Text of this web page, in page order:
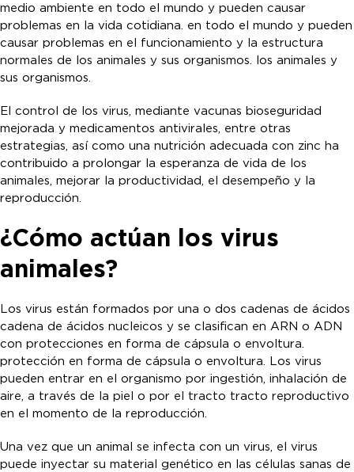
medio ambiente en todo el mundo y pueden causar
problemas en la vida cotidiana. en todo el mundo y pueden
causar problemas en el funcionamiento y la estructura
normales de los animales y sus organismos. los animales y
sus organismos.
El control de los virus, mediante vacunas bioseguridad
mejorada y medicamentos antivirales, entre otras
estrategias, así como una nutrición adecuada con zinc ha
contribuido a prolongar la esperanza de vida de los
animales, mejorar la productividad, el desempeño y la
reproducción.
¿Cómo actúan los virus
animales?
Los virus están formados por una o dos cadenas de ácidos
cadena de ácidos nucleicos y se clasifican en ARN o ADN
con protecciones en forma de cápsula o envoltura.
protección en forma de cápsula o envoltura. Los virus
pueden entrar en el organismo por ingestión, inhalación de
aire, a través de la piel o por el tracto tracto reproductivo
en el momento de la reproducción.
Una vez que un animal se infecta con un virus, el virus
puede inyectar su material genético en las células sanas de